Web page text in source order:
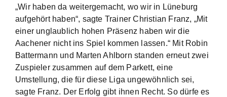
„Wir haben da weitergemacht, wo wir in Lüneburg
aufgehört haben“, sagte Trainer Christian Franz, „Mit
einer unglaublich hohen Präsenz haben wir die
Aachener nicht ins Spiel kommen lassen.“ Mit Robin
Battermann und Marten Ahlborn standen erneut zwei
Zuspieler zusammen auf dem Parkett, eine
Umstellung, die für diese Liga ungewöhnlich sei,
sagte Franz. Der Erfolg gibt ihnen Recht. So dürfe es